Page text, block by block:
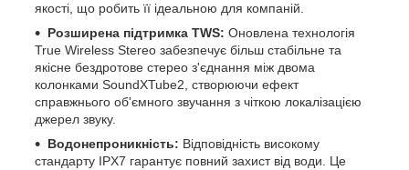
якості, що робить її ідеальною для компаній.
Розширена підтримка TWS: Оновлена технологія
True Wireless Stereo забезпечує більш стабільне та
якісне бездротове стерео з'єднання між двома
колонками SoundXTube2, створюючи ефект
справжнього об'ємного звучання з чіткою локалізацією
джерел звуку.
Водонепроникність: Відповідність високому
стандарту IPX7 гарантує повний захист від води. Це